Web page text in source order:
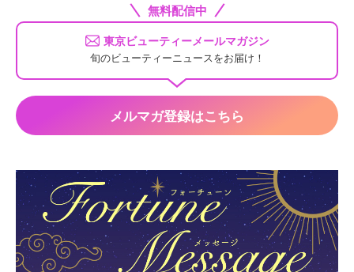
無料配信中
東京ビューティーメールマガジン
旬のビューティーニュースをお届け！
メルマガ登録はこちら